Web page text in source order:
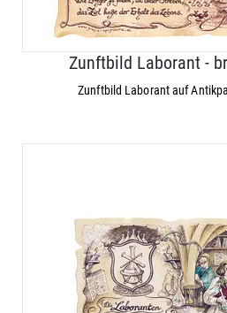
Zunftbild Laborant -
Zunftbild Laborant auf